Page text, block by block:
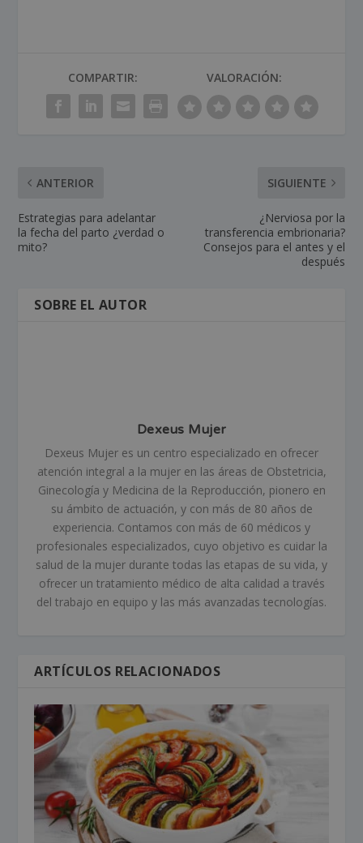
COMPARTIR: VALORACIÓN:
ANTERIOR
Estrategias para adelantar
la fecha del parto ¿verdad o
mito?
SIGUIENTE
¿Nerviosa por la
transferencia embrionaria?
Consejos para el antes y el
después
SOBRE EL AUTOR
Dexeus Mujer
Dexeus Mujer es un centro especializado en ofrecer
atención integral a la mujer en las áreas de Obstetricia,
Ginecología y Medicina de la Reproducción, pionero en
su ámbito de actuación, y con más de 80 años de
experiencia. Contamos con más de 60 médicos y
profesionales especializados, cuyo objetivo es cuidar la
salud de la mujer durante todas las etapas de su vida, y
ofrecer un tratamiento médico de alta calidad a través
del trabajo en equipo y las más avanzadas tecnologías.
ARTÍCULOS RELACIONADOS